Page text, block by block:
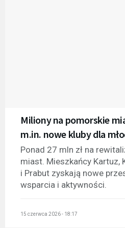
Miliony na pomorskie
m.in. nowe kluby dla
Ponad 27 mln zł na
miast. Mieszkańcy Kartuz,
i Prabut zyskają nowe
wsparcia i aktywności.
15 czerwca 2026 - 18:17